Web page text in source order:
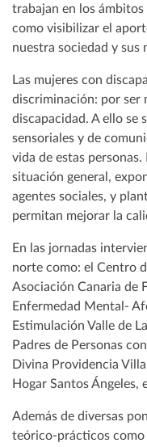
trabajan en los ámbitos
como visibilizar el
nuestra sociedad y sus
Las mujeres con
discriminación: por ser
discapacidad. A ello se
sensoriales y de
vida de estas
situación general,
agentes sociales, y
permitan mejorar la
En las jornadas
norte como: el Centro
Asociación Canaria de
Enfermedad Mental-
Estimulación Valle de
Padres de Personas
Divina Providencia
Hogar Santos Ángeles,
Además de diversas
teórico-prácticos como